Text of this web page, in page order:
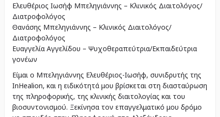
Ελευθέριος Ιωσήφ Μπεληγιάννης – Κλινικός Διαιτολόγος/
Διατροφολόγος
Θανάσης Μπεληγιάννης – Κλινικός Διαιτολόγος/
Διατροφολόγος
Ευαγγελία Αγγελίδου – Ψυχοθεραπεύτρια/Εκπαιδεύτρια
γονέων
Είμαι ο Μπεληγιάννης Ελευθέριος-Ιωσήφ, συνιδρυτής της
InHealion, και η ειδικότητά μου βρίσκεται στη διασταύρωση
της πληροφορικής, της κλινικής διαιτολογίας και του
βιοσυντονισμού. Ξεκίνησα τον επαγγελματικό μου δρόμο